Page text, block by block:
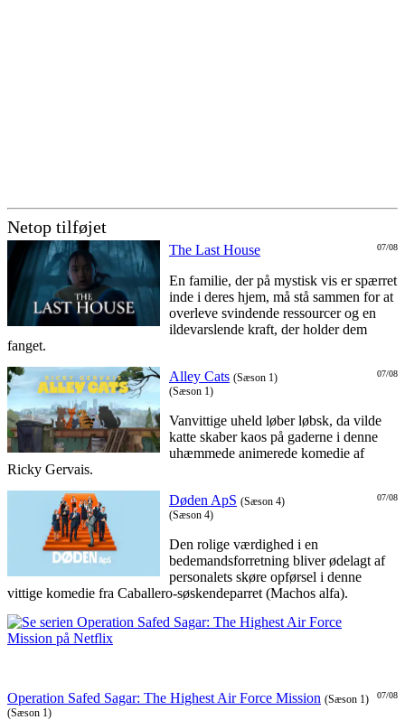
Netop tilføjet
07/08
The Last House
En familie, der på mystisk vis er spærret
inde i deres hjem, må stå sammen for at
overleve svindende ressourcer og en
ildevarslende kraft, der holder dem
fanget.
07/08
Alley Cats (Sæson 1)
(Sæson 1)
Vanvittige uheld løber løbsk, da vilde
katte skaber kaos på gaderne i denne
uhæmmede animerede komedie af
Ricky Gervais.
07/08
Døden ApS (Sæson 4)
(Sæson 4)
Den rolige værdighed i en
bedemandsforretning bliver ødelagt af
personalets skøre opførsel i denne
vittige komedie fra Caballero-søskendeparret (Machos alfa).
07/08
Operation Safed Sagar: The Highest Air Force Mission (Sæson 1)
(Sæson 1)